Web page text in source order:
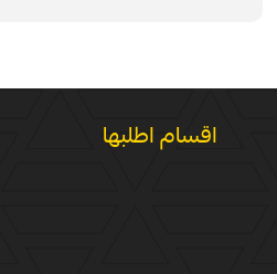
اقسام اطلبها